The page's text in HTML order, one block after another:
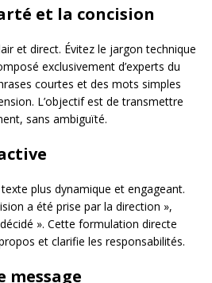
et la concision
et direct. Évitez le jargon technique
exclusivement d’experts du
courtes et des mots simples
L’objectif est de transmettre
sans ambiguïté.
plus dynamique et engageant.
a été prise par la direction »,
». Cette formulation directe
et clarifie les responsabilités.
message